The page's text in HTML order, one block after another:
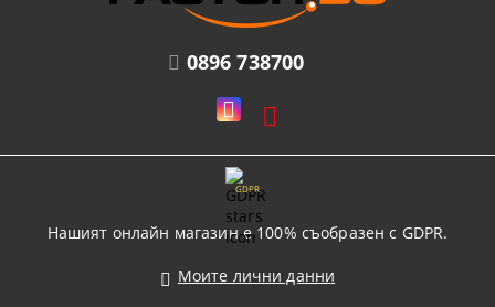
0896 738700
GDPR
Нашият онлайн магазин е 100% съобразен с GDPR.
Моите лични данни